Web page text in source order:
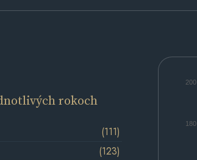
180
200
rokoch
(111)
(123)